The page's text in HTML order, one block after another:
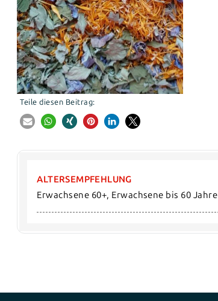
Teile diesen Beitrag:
ALTERSEMPFEHLUNG
Erwachsene 60+, Erwachsene bis 60 Jahre